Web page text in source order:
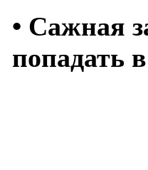
• Сажная
попадать